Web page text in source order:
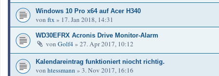
Windows 10 Pro x64 auf Acer H340
von ftx » 17. Jan 2018, 14:31
WD30EFRX Acronis Drive Monitor-Alarm
von Golf4» 27. Apr 2017, 10:12
Kalendareintrag funktioniert niocht richtig.
von htessmann » 3. Nov 2017, 16:16